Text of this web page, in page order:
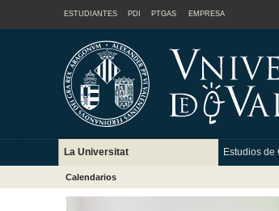
ESTUDIANTES PDI PTGAS EMPRESA
La Universitat Estudios de
Calendarios